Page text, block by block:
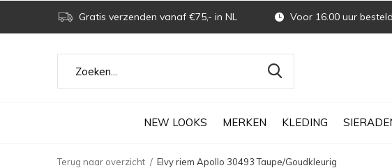
NEW LOOKS MERKEN KLEDING
Gratis verzenden vanaf €75,- in NL Voor 16.00 uur
Terug naar overzicht Elvy riem Apollo 30493 Taupe/Goudkleurig